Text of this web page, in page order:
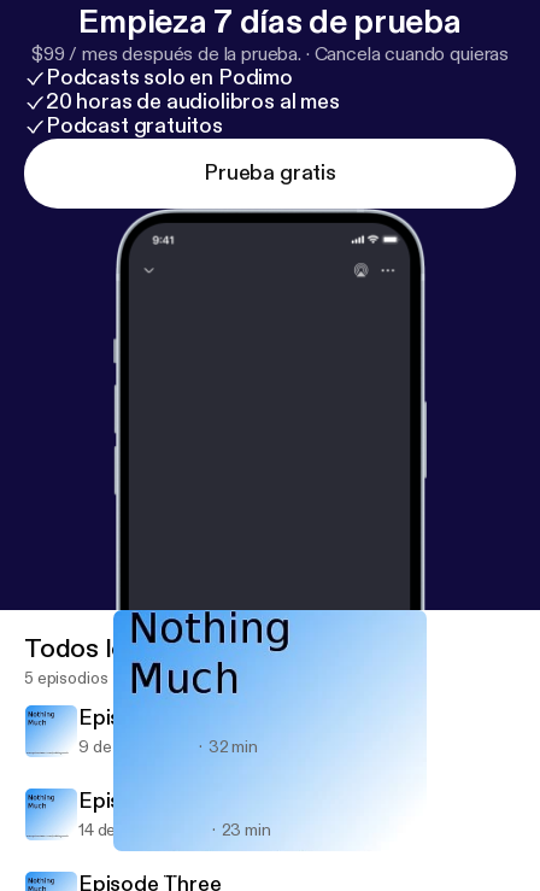
Empieza 7 días de prueba
$99 / mes después de la prueba. · Cancela cuando quieras
Podcasts solo en Podimo
20 horas de audiolibros al mes
Podcast gratuitos
Prueba gratis
Nothing Much
Todos los episodios
5 episodios
Episode Five
9 de jun de 2011 32 min
Episode Four
14 de may de 2011 23 min
Episode Three